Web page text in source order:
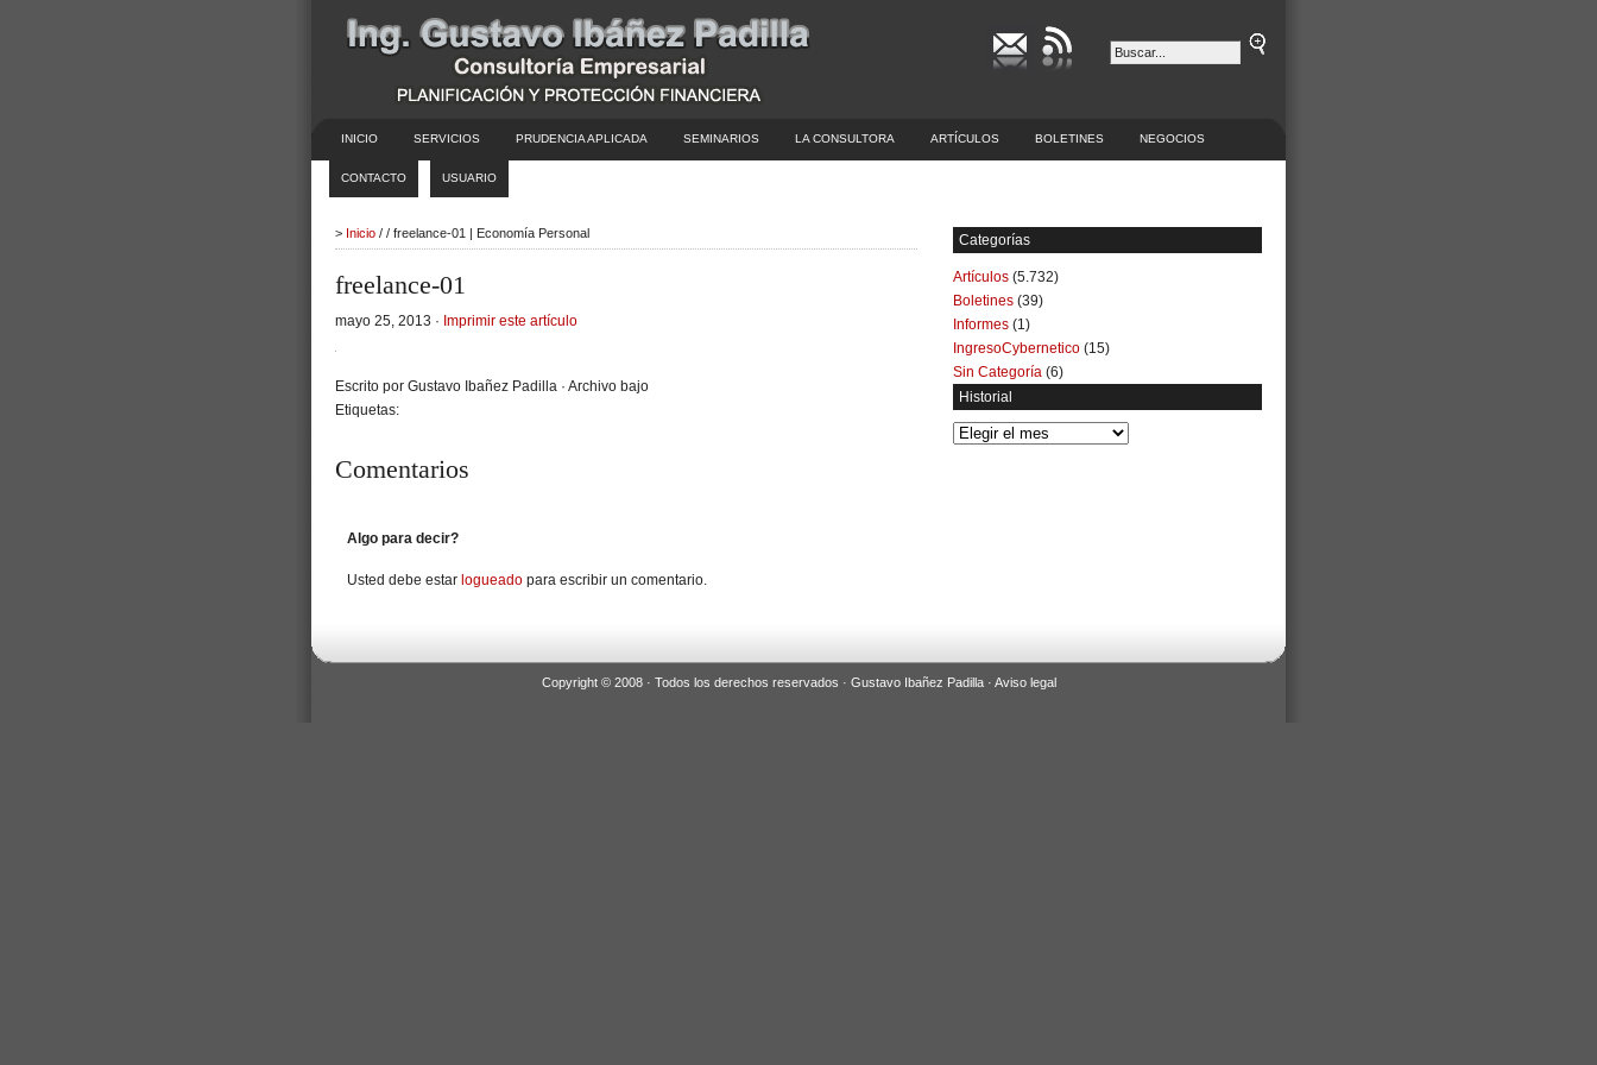
INICIO SERVICIOS PRUDENCIA APLICADA SEMINARIOS LA CONSULTORA ARTÍCULOS BOLETINES NEGOCIOS
CONTACTO USUARIO
> Inicio / / freelance-01 | Economía Personal
freelance-01
mayo 25, 2013 · Imprimir este artículo
Escrito por Gustavo Ibañez Padilla · Archivo bajo
Etiquetas:
Comentarios
Algo para decir?
Usted debe estar logueado para escribir un comentario.
Categorías
Artículos (5.732)
Boletines (39)
Informes (1)
IngresoCybernetico (15)
Sin Categoría (6)
Historial
Historial
Copyright © 2008 · Todos los derechos reservados · Gustavo Ibañez Padilla · Aviso legal